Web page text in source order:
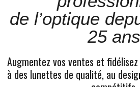
de l’optique
25 ans
Augmentez vos ventes et
à des lunettes de qualité, au